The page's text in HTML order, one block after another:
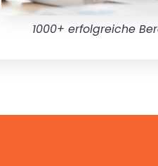
1000+ erfolgreiche